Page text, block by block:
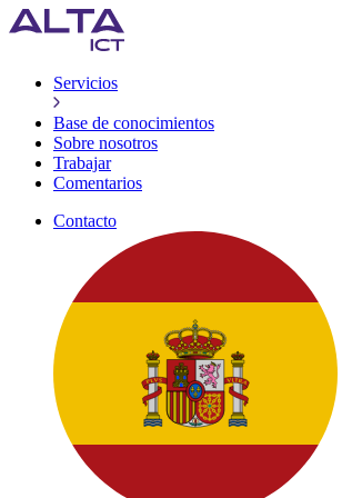
Servicios
Base de conocimientos
Sobre nosotros
Trabajar
Comentarios
Contacto